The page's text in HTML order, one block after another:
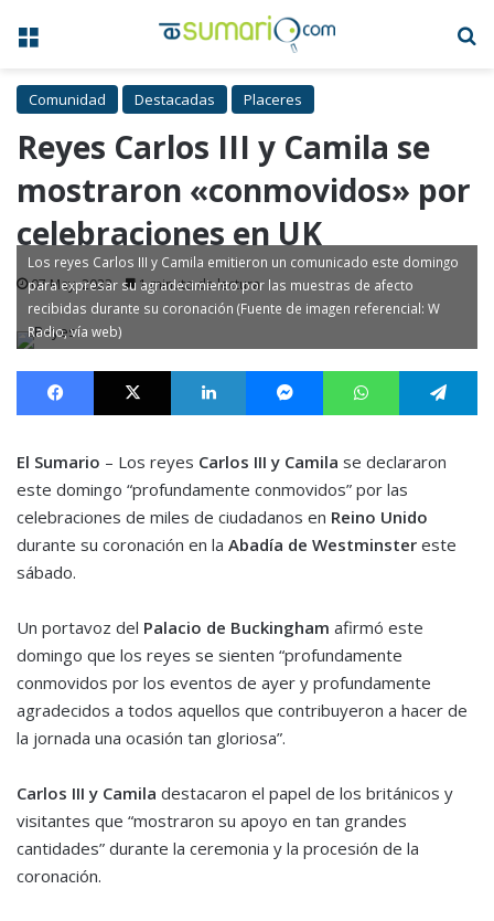
Menú
Comunidad Destacadas Placeres
Reyes Carlos III y Camila se
mostraron «conmovidos» por
celebraciones en UK
07 May, 2023 1 minuto de lectura
Los reyes Carlos III y Camila emitieron un comunicado este domingo
para expresar su agradecimiento por las muestras de afecto
recibidas durante su coronación (Fuente de imagen referencial: W
Radio, vía web)
Facebook X LinkedIn MessengerWhatsApp
El Sumario – Los reyes Carlos III y Camila se declararon
este domingo “profundamente conmovidos” por las
celebraciones de miles de ciudadanos en Reino Unido
durante su coronación en la Abadía de Westminster este
sábado.
Un portavoz del Palacio de Buckingham afirmó este
domingo que los reyes se sienten “profundamente
conmovidos por los eventos de ayer y profundamente
agradecidos a todos aquellos que contribuyeron a hacer de
la jornada una ocasión tan gloriosa”.
Carlos III y Camila destacaron el papel de los británicos y
visitantes que “mostraron su apoyo en tan grandes
cantidades” durante la ceremonia y la procesión de la
coronación.